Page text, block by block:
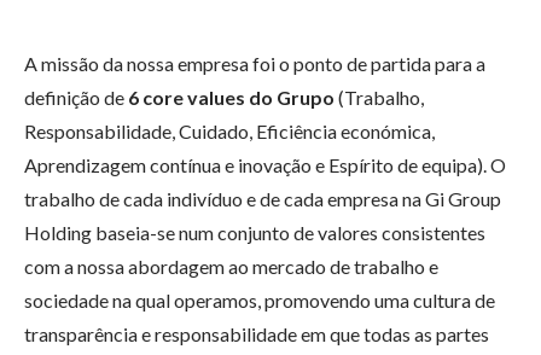
A missão da nossa empresa foi o ponto de partida para a
definição de 6 core values do Grupo (Trabalho,
Responsabilidade, Cuidado, Eficiência económica,
Aprendizagem contínua e inovação e Espírito de equipa). O
trabalho de cada indivíduo e de cada empresa na Gi Group
Holding baseia-se num conjunto de valores consistentes
com a nossa abordagem ao mercado de trabalho e
sociedade na qual operamos, promovendo uma cultura de
transparência e responsabilidade em que todas as partes